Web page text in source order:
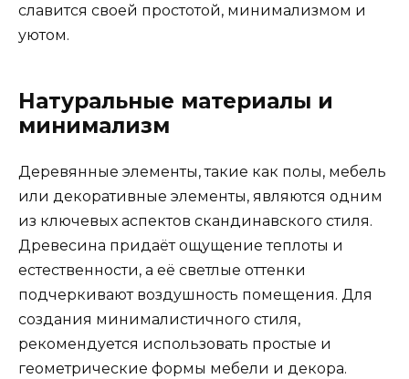
славится своей простотой, минимализмом и
уютом.
Натуральные материалы и
минимализм
Деревянные элементы, такие как полы, мебель
или декоративные элементы, являются одним
из ключевых аспектов скандинавского стиля.
Древесина придаёт ощущение теплоты и
естественности, а её светлые оттенки
подчеркивают воздушность помещения. Для
создания минималистичного стиля,
рекомендуется использовать простые и
геометрические формы мебели и декора.